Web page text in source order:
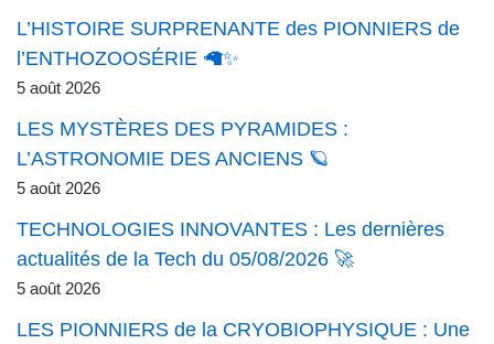
L’HISTOIRE SURPRENANTE des PIONNIERS de
l’ENTHOZOOSÉRIE 🦙✨
5 août 2026
LES MYSTÈRES DES PYRAMIDES :
L’ASTRONOMIE DES ANCIENS 🪐
5 août 2026
TECHNOLOGIES INNOVANTES : Les dernières
actualités de la Tech du 05/08/2026 🚀
5 août 2026
LES PIONNIERS de la CRYOBIOPHYSIQUE : Une